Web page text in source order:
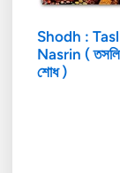
Shodh :
Nasrin (
শোধ )